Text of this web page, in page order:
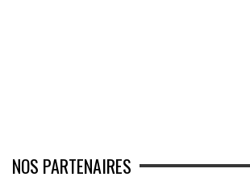
NOS PARTENAIRES